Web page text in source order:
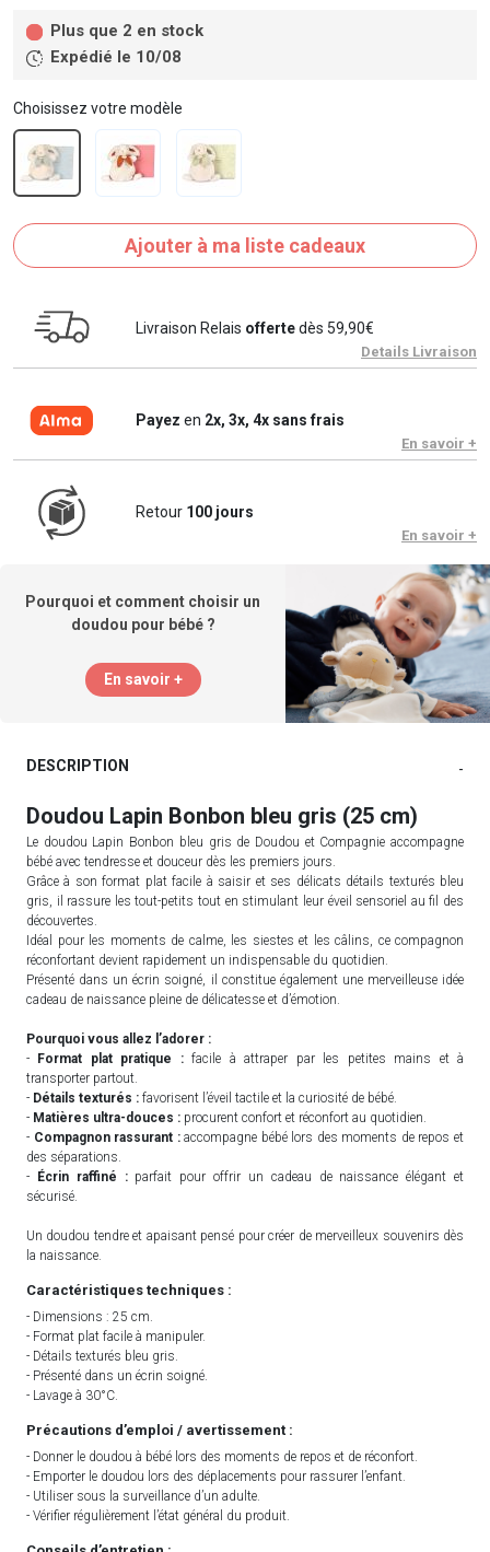
Plus que 2 en stock
Expédié le 10/08
Choisissez votre modèle
Ajouter à ma liste cadeaux
Livraison Relais offertedès 59,90€
Details Livraison
Payez en 2x, 3x, 4x sans frais
En savoir +
Retour 100 jours
En savoir +
Pourquoi et comment choisir un
doudou pour bébé ?
En savoir +
DESCRIPTION -
Doudou Lapin Bonbon bleu gris (25 cm)
Le doudou Lapin Bonbon bleu gris de Doudou et Compagnie accompagne
bébé avec tendresse et douceur dès les premiers jours.
Grâce à son format plat facile à saisir et ses délicats détails texturés bleu
gris, il rassure les tout-petits tout en stimulant leur éveil sensoriel au fil des
découvertes.
Idéal pour les moments de calme, les siestes et les câlins, ce compagnon
réconfortant devient rapidement un indispensable du quotidien.
Présenté dans un écrin soigné, il constitue également une merveilleuse idée
cadeau de naissance pleine de délicatesse et d’émotion.
Pourquoi vous allez l’adorer :
- Format plat pratique :facile à attraper par les petites mains et à
transporter partout.
- Détails texturés : favorisent l’éveil tactile et la curiosité de bébé.
- Matières ultra-douces : procurent confort et réconfort au quotidien.
- Compagnon rassurant :accompagne bébé lors des moments de repos et
des séparations.
- Écrin raffiné :parfait pour offrir un cadeau de naissance élégant et
sécurisé.
Un doudou tendre et apaisant pensé pour créer de merveilleux souvenirs dès
la naissance.
Caractéristiques techniques :
- Dimensions : 25 cm.
- Format plat facile à manipuler.
- Détails texturés bleu gris.
- Présenté dans un écrin soigné.
- Lavage à 30°C.
Précautions d’emploi / avertissement :
- Donner le doudou à bébé lors des moments de repos et de réconfort.
- Emporter le doudou lors des déplacements pour rassurer l’enfant.
- Utiliser sous la surveillance d’un adulte.
- Vérifier régulièrement l’état général du produit.